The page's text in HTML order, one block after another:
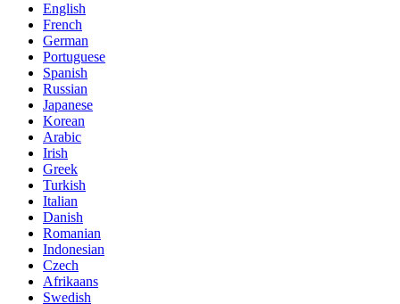
English
French
German
Portuguese
Spanish
Russian
Japanese
Korean
Arabic
Irish
Greek
Turkish
Italian
Danish
Romanian
Indonesian
Czech
Afrikaans
Swedish